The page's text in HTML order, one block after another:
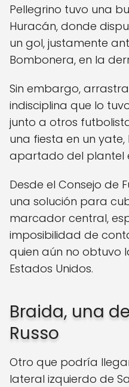
Pellegrino tuvo una
Huracán, donde
un gol, justamente
Bombonera, en la
Sin embargo,
indisciplina que lo
junto a otros
una fiesta en un
apartado del plantel
Desde el Consejo de
una solución para
marcador central,
imposibilidad de
quien aún no obtuvo
Estados Unidos.
Braida, una
Russo
Otro que podría
lateral izquierdo de